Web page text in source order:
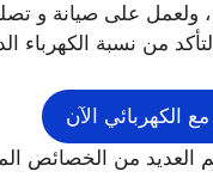
على صيانة و
من نسبة الكهرباء
الكهربائي الآن
العديد من الخصائص